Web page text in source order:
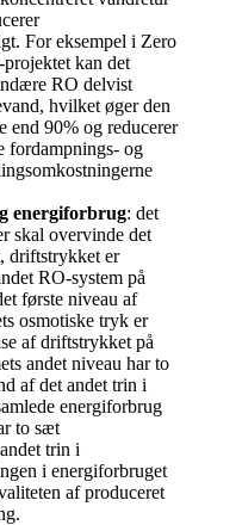
For eksempel i Zero
kan det
RO delvist
hvilket øger den
end 90% og reducerer
fordampnings- og
energiforbrug: det
skal overvinde det
driftstrykket er
RO-system på
første niveau af
osmotiske tryk er
af driftstrykket på
andet niveau har to
af det andet trin i
energiforbrug
to sæt
trin i
i energiforbruget
af produceret